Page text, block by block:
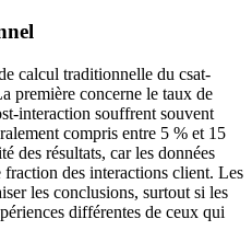
calcul traditionnelle du csat-
première concerne le taux de
interaction souffrent souvent
compris entre 5 % et 15
des résultats, car les données
fraction des interactions client. Les
les conclusions, surtout si les
différentes de ceux qui